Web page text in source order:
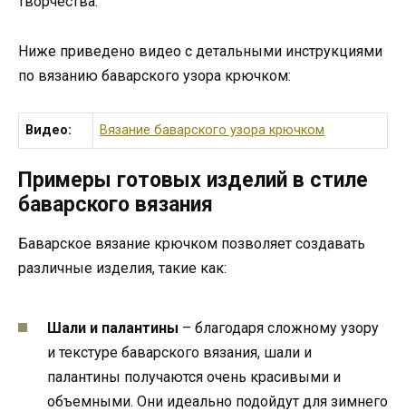
Ниже приведено видео с детальными инструкциями
по вязанию баварского узора крючком:
Видео: Вязание баварского узора крючком
Примеры готовых изделий в стиле
баварского вязания
Баварское вязание крючком позволяет создавать
различные изделия, такие как:
Шали и палантины – благодаря сложному узору
и текстуре баварского вязания, шали и
палантины получаются очень красивыми и
объемными. Они идеально подойдут для зимнего